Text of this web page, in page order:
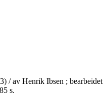
/ av Henrik Ibsen ;
s.